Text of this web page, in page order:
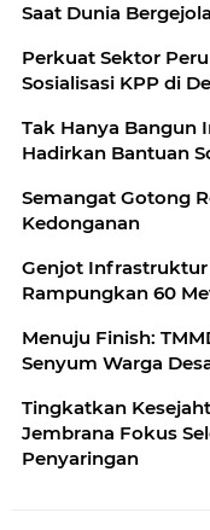
Saat Dunia
Perkuat Sektor
Sosialisasi KPP di
Tak Hanya Bangun
Hadirkan Bantuan
Semangat Gotong
Kedonganan
Genjot Infrastruktur
Rampungkan 60
Menuju Finish:
Senyum Warga
Tingkatkan
Jembrana Fokus
Penyaringan